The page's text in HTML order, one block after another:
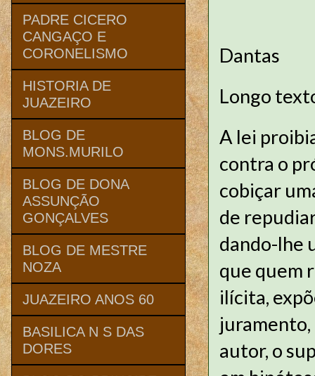
Dantas
Longo
A lei
contra o
cobiçar
de
dando-lhe
que quem
ilícita,
juramento,
autor, o
PADRE CICERO
CANGAÇO E
CORONELISMO
HISTORIA DE
JUAZEIRO
BLOG DE
MONS.MURILO
BLOG DE DONA
ASSUNÇÃO
GONÇALVES
BLOG DE MESTRE
NOZA
JUAZEIRO ANOS 60
BASILICA N S DAS
DORES